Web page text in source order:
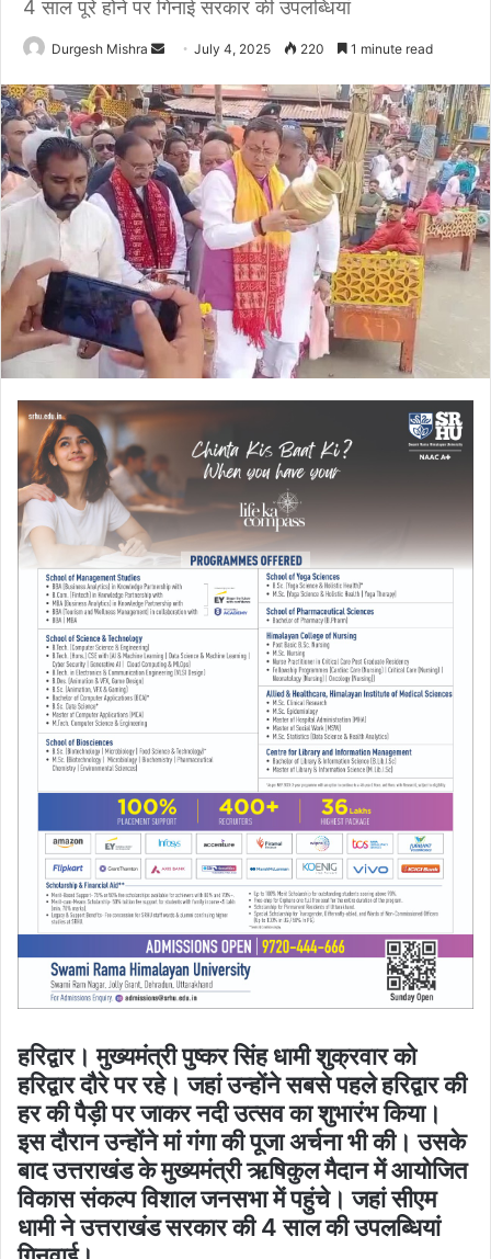
4 साल पूरे होने पर गिनाई सरकार की उपलब्धियां
Durgesh Mishra
Send
email
July 4, 2025 220 1 minute read
हरिद्वार। मुख्यमंत्री पुष्कर सिंह धामी शुक्रवार को
हरिद्वार दौरे पर रहे। जहां उन्होंने सबसे पहले हरिद्वार की
हर की पैड़ी पर जाकर नदी उत्सव का शुभारंभ किया।
इस दौरान उन्होंने मां गंगा की पूजा अर्चना भी की। उसके
बाद उत्तराखंड के मुख्यमंत्री ऋषिकुल मैदान में आयोजित
विकास संकल्प विशाल जनसभा में पहुंचे। जहां सीएम
धामी ने उत्तराखंड सरकार की 4 साल की उपलब्धियां